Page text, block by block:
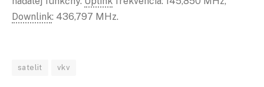
Downlink: 436,797 MHz.
satelit vkv